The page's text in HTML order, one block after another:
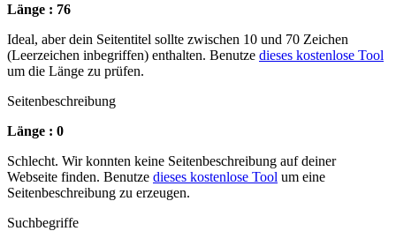
Länge : 76
Ideal, aber dein Seitentitel sollte zwischen 10 und 70 Zeichen
(Leerzeichen inbegriffen) enthalten. Benutze dieses kostenlose Tool
um die Länge zu prüfen.
Seitenbeschreibung
Länge : 0
Schlecht. Wir konnten keine Seitenbeschreibung auf deiner
Webseite finden. Benutze dieses kostenlose Tool um eine
Seitenbeschreibung zu erzeugen.
Suchbegriffe